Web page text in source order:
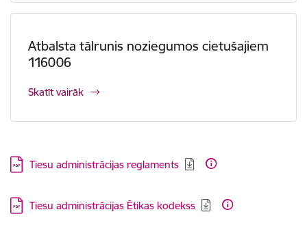
Atbalsta tālrunis noziegumos cietušajiem
116006
Skatīt vairāk
Lejupielādēt:
Tiesu administrācijas reglaments
Lejupielādēt:
Tiesu administrācijas Ētikas kodekss